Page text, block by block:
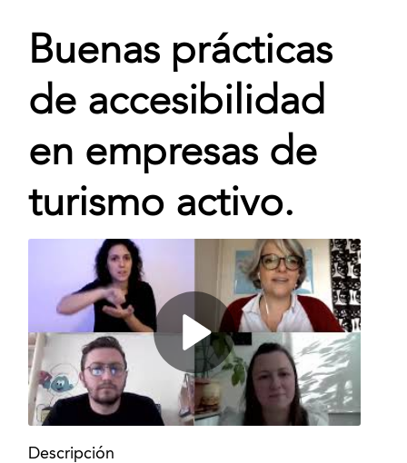
Buenas prácticas
de accesibilidad
en empresas de
turismo activo.
Descripción